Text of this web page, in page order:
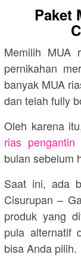
Paket
Memilih MUA
pernikahan
banyak MUA
dan telah fully
Oleh karena
rias
bulan sebelum
Saat ini, ada
Cisurupan –
produk yang
pula alternatif
bisa Anda pilih.